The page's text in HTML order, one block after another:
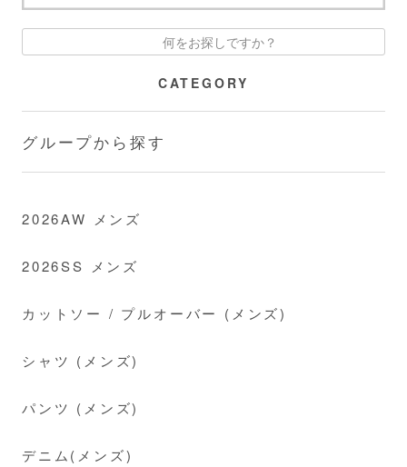
CATEGORY
グループから探す
2026AW メンズ
2026SS メンズ
カットソー / プルオーバー (メンズ)
シャツ (メンズ)
パンツ (メンズ)
デニム(メンズ)